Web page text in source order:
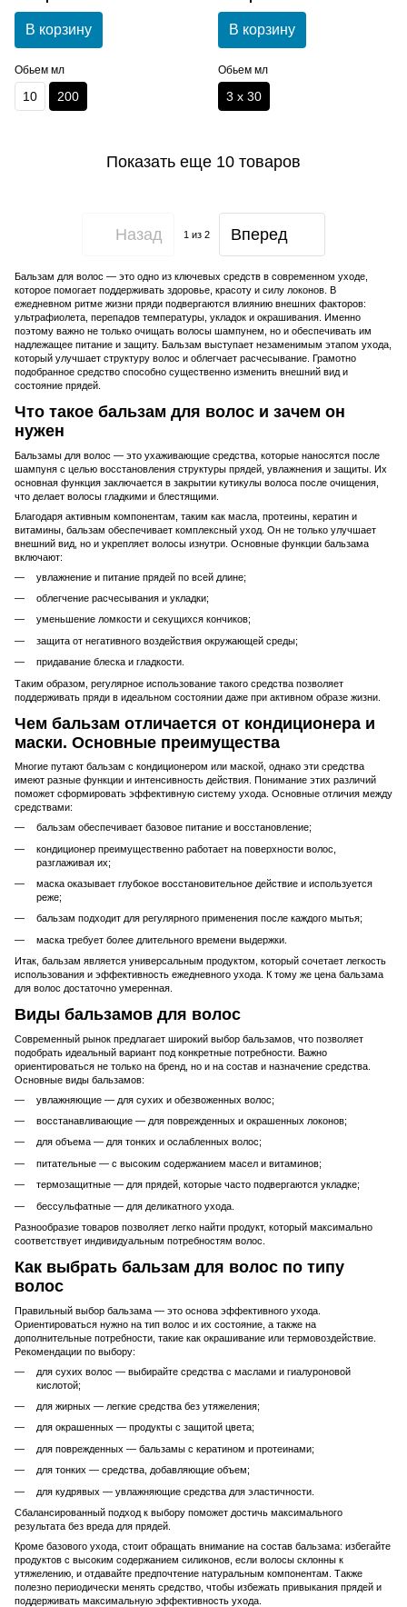
Fiberplex Repair Balm
В корзину
Обьем мл
10 200
В корзину
Обьем мл
3 х 30
Показать еще 10 товаров
Назад 1 из 2 Вперед
Бальзам для волос — это одно из ключевых средств в современном уходе,
которое помогает поддерживать здоровье, красоту и силу локонов. В
ежедневном ритме жизни пряди подвергаются влиянию внешних факторов:
ультрафиолета, перепадов температуры, укладок и окрашивания. Именно
поэтому важно не только очищать волосы шампунем, но и обеспечивать им
надлежащее питание и защиту. Бальзам выступает незаменимым этапом ухода,
который улучшает структуру волос и облегчает расчесывание. Грамотно
подобранное средство способно существенно изменить внешний вид и
состояние прядей.
Что такое бальзам для волос и зачем он
нужен
Бальзамы для волос — это ухаживающие средства, которые наносятся после
шампуня с целью восстановления структуры прядей, увлажнения и защиты. Их
основная функция заключается в закрытии кутикулы волоса после очищения,
что делает волосы гладкими и блестящими.
Благодаря активным компонентам, таким как масла, протеины, кератин и
витамины, бальзам обеспечивает комплексный уход. Он не только улучшает
внешний вид, но и укрепляет волосы изнутри. Основные функции бальзама
включают:
увлажнение и питание прядей по всей длине;
облегчение расчесывания и укладки;
уменьшение ломкости и секущихся кончиков;
защита от негативного воздействия окружающей среды;
придавание блеска и гладкости.
Таким образом, регулярное использование такого средства позволяет
поддерживать пряди в идеальном состоянии даже при активном образе жизни.
Чем бальзам отличается от кондиционера и
маски. Основные преимущества
Многие путают бальзам с кондиционером или маской, однако эти средства
имеют разные функции и интенсивность действия. Понимание этих различий
поможет сформировать эффективную систему ухода. Основные отличия между
средствами:
бальзам обеспечивает базовое питание и восстановление;
кондиционер преимущественно работает на поверхности волос,
разглаживая их;
маска оказывает глубокое восстановительное действие и используется
реже;
бальзам подходит для регулярного применения после каждого мытья;
маска требует более длительного времени выдержки.
Итак, бальзам является универсальным продуктом, который сочетает легкость
использования и эффективность ежедневного ухода. К тому же цена бальзама
для волос достаточно умеренная.
Виды бальзамов для волос
Современный рынок предлагает широкий выбор бальзамов, что позволяет
подобрать идеальный вариант под конкретные потребности. Важно
ориентироваться не только на бренд, но и на состав и назначение средства.
Основные виды бальзамов:
увлажняющие — для сухих и обезвоженных волос;
восстанавливающие — для поврежденных и окрашенных локонов;
для объема — для тонких и ослабленных волос;
питательные — с высоким содержанием масел и витаминов;
термозащитные — для прядей, которые часто подвергаются укладке;
бессульфатные — для деликатного ухода.
Разнообразие товаров позволяет легко найти продукт, который максимально
соответствует индивидуальным потребностям волос.
Как выбрать бальзам для волос по типу
волос
Правильный выбор бальзама — это основа эффективного ухода.
Ориентироваться нужно на тип волос и их состояние, а также на
дополнительные потребности, такие как окрашивание или термовоздействие.
Рекомендации по выбору:
для сухих волос — выбирайте средства с маслами и гиалуроновой
кислотой;
для жирных — легкие средства без утяжеления;
для окрашенных — продукты с защитой цвета;
для поврежденных — бальзамы с кератином и протеинами;
для тонких — средства, добавляющие объем;
для кудрявых — увлажняющие средства для эластичности.
Сбалансированный подход к выбору поможет достичь максимального
результата без вреда для прядей.
Кроме базового ухода, стоит обращать внимание на состав бальзама: избегайте
продуктов с высоким содержанием силиконов, если волосы склонны к
утяжелению, и отдавайте предпочтение натуральным компонентам. Также
полезно периодически менять средство, чтобы избежать привыкания прядей и
поддерживать максимальную эффективность ухода.